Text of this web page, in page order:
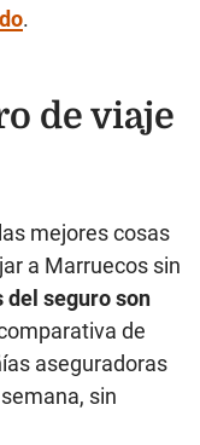
.
de viaje
mejores cosas
a Marruecos sin
del seguro son
de
aseguradoras
sin